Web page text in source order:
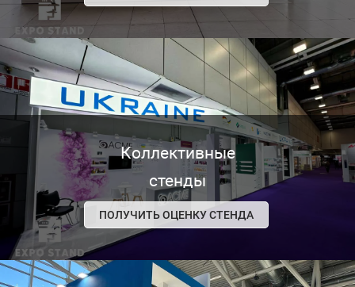
Коллективные
стенды
ПОЛУЧИТЬ ОЦЕНКУ СТЕНДА